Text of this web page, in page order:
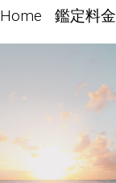
Home 鑑定料金